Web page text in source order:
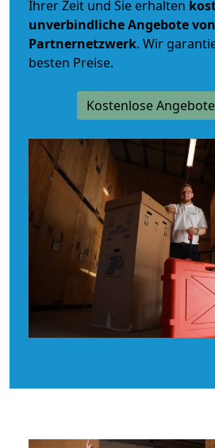
Ihrer Zeit und Sie erhalten
unverbindlicheAngebote
Partnernetzwerk. Wir
besten Preise.
Kostenlose